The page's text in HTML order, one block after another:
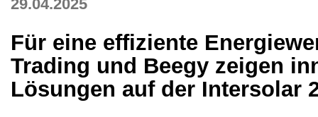
29.04.2025
Für eine effiziente
Trading und Beegy zeigen
Lösungen auf der Intersolar